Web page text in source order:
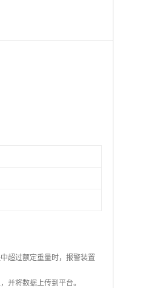
超过额定重量时，报警装置
并将数据上传到平台。